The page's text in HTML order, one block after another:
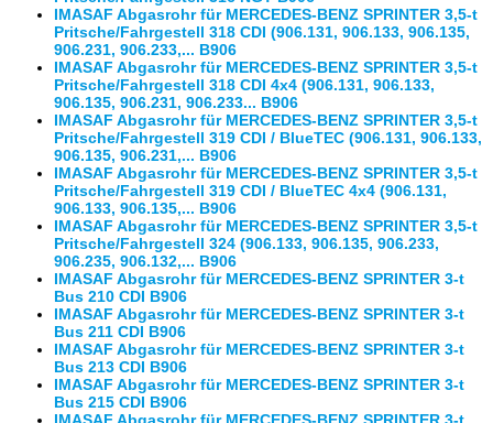
IMASAF Abgasrohr für MERCEDES-BENZ SPRINTER 3,5-t
Pritsche/Fahrgestell 318 CDI (906.131, 906.133, 906.135,
906.231, 906.233,... B906
IMASAF Abgasrohr für MERCEDES-BENZ SPRINTER 3,5-t
Pritsche/Fahrgestell 318 CDI 4x4 (906.131, 906.133,
906.135, 906.231, 906.233... B906
IMASAF Abgasrohr für MERCEDES-BENZ SPRINTER 3,5-t
Pritsche/Fahrgestell 319 CDI / BlueTEC (906.131, 906.133,
906.135, 906.231,... B906
IMASAF Abgasrohr für MERCEDES-BENZ SPRINTER 3,5-t
Pritsche/Fahrgestell 319 CDI / BlueTEC 4x4 (906.131,
906.133, 906.135,... B906
IMASAF Abgasrohr für MERCEDES-BENZ SPRINTER 3,5-t
Pritsche/Fahrgestell 324 (906.133, 906.135, 906.233,
906.235, 906.132,... B906
IMASAF Abgasrohr für MERCEDES-BENZ SPRINTER 3-t
Bus 210 CDI B906
IMASAF Abgasrohr für MERCEDES-BENZ SPRINTER 3-t
Bus 211 CDI B906
IMASAF Abgasrohr für MERCEDES-BENZ SPRINTER 3-t
Bus 213 CDI B906
IMASAF Abgasrohr für MERCEDES-BENZ SPRINTER 3-t
Bus 215 CDI B906